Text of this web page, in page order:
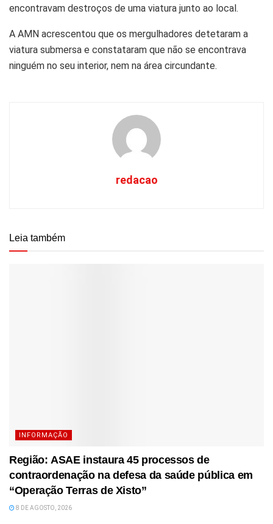
encontravam destroços de uma viatura junto ao local.
A AMN acrescentou que os mergulhadores detetaram a
viatura submersa e constataram que não se encontrava
ninguém no seu interior, nem na área circundante.
redacao
Leia também
INFORMAÇÃO
Região: ASAE instaura 45 processos de
contraordenação na defesa da saúde pública em
“Operação Terras de Xisto”
8 DE AGOSTO, 2026